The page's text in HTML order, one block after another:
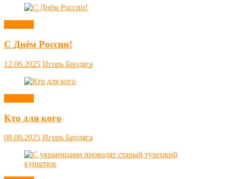
С Днём России!
12.06.2025 Игорь Бродяга
Кто для кого
08.06.2025 Игорь Бродяга